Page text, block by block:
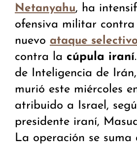
Netanyahu, ha
ofensiva militar
nuevo ataque
contra la cúpula iraní
de Inteligencia de
murió este miércoles
atribuido a Israel,
presidente iraní,
La operación se suma